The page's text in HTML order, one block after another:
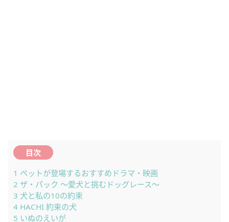
目次
1 ペットが登場するおすすめドラマ・映画
2 ザ・パック ～愛犬と挑むドッグレース～
3 犬と私の10の約束
4 HACHI 約束の犬
5 いぬのえいが